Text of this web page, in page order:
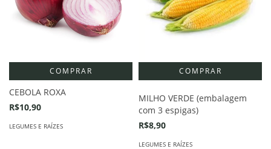
COMPRAR
CEBOLA ROXA
R$10,90
LEGUMES E RAÍZES
MILHO VERDE (embalagem
com 3 espigas)
R$8,90
LEGUMES E RAÍZES